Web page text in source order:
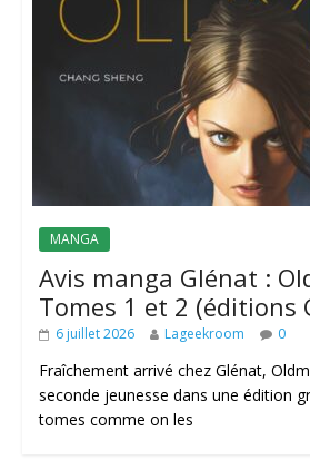
MANGA
Avis manga Glénat :
Tomes 1 et 2 (éditions
6 juillet 2026 Lageekroom 0
Fraîchement arrivé chez Glénat,
seconde jeunesse dans une édition
tomes comme on les